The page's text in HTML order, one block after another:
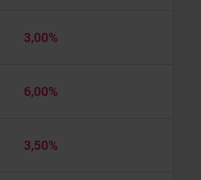
3,00%
6,00%
3,50%